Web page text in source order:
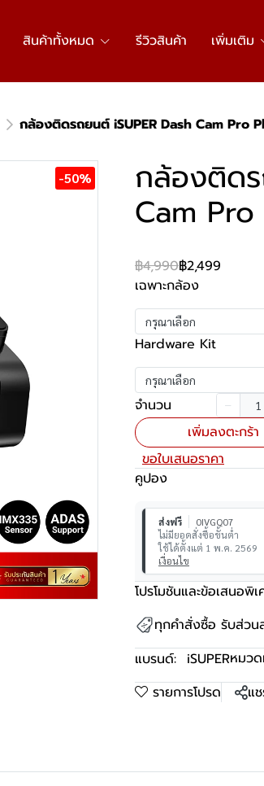
สินค้าทั้งหมด รีวิวสินค้า เพิ่มเติม
กล้องติดรถยนต์ iSUPER Dash Cam Pro
-50% กล้องติด
Cam Pro
฿4,990฿2,499
เฉพาะกล้อง
กรุณาเลือก
Hardware Kit
กรุณาเลือก
จำนวน
เพิ่มลงตะกร้า
ขอใบเสนอราคา
คูปอง
ส่งฟรี
0IVGQ07
ไม่มียอดสั่งซื้อขั้นต่ำ
ใช้ได้ตั้งแต่ 1 พ.ค. 2569
เงื่อนไข
โปรโมชันและข้อเสนอพิ
ทุกคำสั่งซื้อ รับส่วน
แบรนด์: iSUPERหมว
รายการโปรด
แ